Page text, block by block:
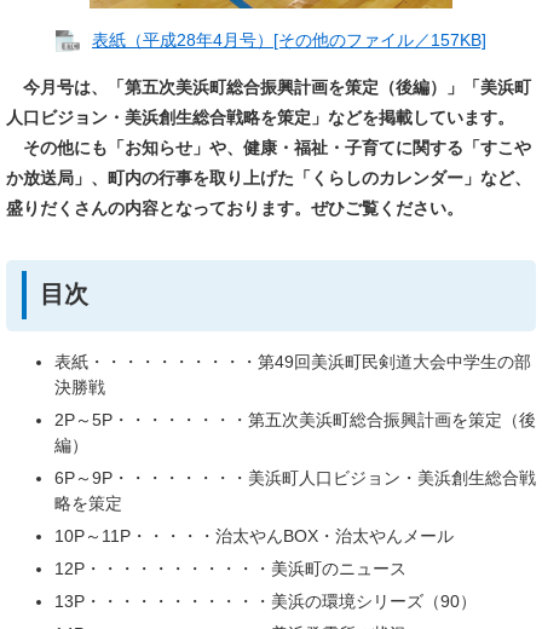
表紙（平成28年4月号）[その他のファイル／157KB]
今月号は、「第五次美浜町総合振興計画を策定（後編）」「美浜町
人口ビジョン・美浜創生総合戦略を策定」などを掲載しています。
その他にも「お知らせ」や、健康・福祉・子育てに関する「すこや
か放送局」、町内の行事を取り上げた「くらしのカレンダー」など、
盛りだくさんの内容となっております。ぜひご覧ください。
目次
表紙・・・・・・・・・・第49回美浜町民剣道大会中学生の部
決勝戦
2P～5P・・・・・・・・第五次美浜町総合振興計画を策定（後
編）
6P～9P・・・・・・・・美浜町人口ビジョン・美浜創生総合戦
略を策定
10P～11P・・・・・治太やんBOX・治太やんメール
12P・・・・・・・・・・・美浜町のニュース
13P・・・・・・・・・・・美浜の環境シリーズ（90）